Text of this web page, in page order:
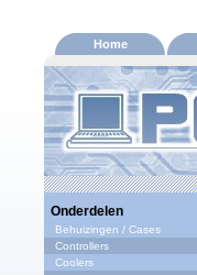
Home
Onderdelen
Behuizingen / Cases
Controllers
Coolers